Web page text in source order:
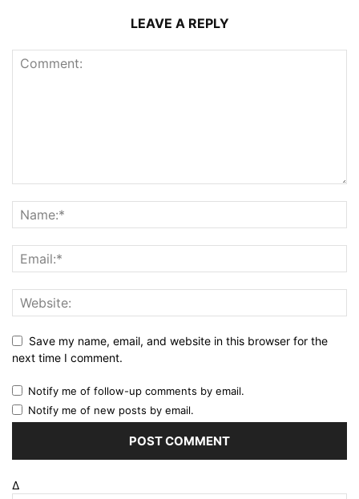
LEAVE A REPLY
Save my name, email, and website in this browser for the
next time I comment.
Notify me of follow-up comments by email.
Notify me of new posts by email.
Δ